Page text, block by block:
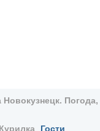
Погода,
Курилка Гости